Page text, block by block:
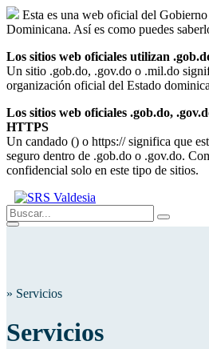
Saltar
al
Esta es una web oficial del
Dominicana. Así es como puedes
Los sitios web oficiales utilizan
Un sitio .gob.do, .gov.do o .mil.do
organización oficial del Estado
Los sitios web oficiales .gob.do,
HTTPS
Un candado () o https:// significa que
seguro dentro de .gob.do o .gov.do.
confidencial solo en este tipo de sitios.
Buscar:
Menú
» Servicios
Servicios